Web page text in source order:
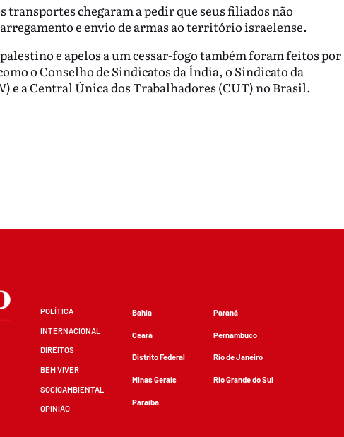
transportes chegaram a pedir que seus filiados não
e envio de armas ao território israelense.
e apelos a um cessar-fogo também foram feitos por
o Conselho de Sindicatos da Índia, o Sindicato da
e a Central Única dos Trabalhadores (CUT) no Brasil.
POLÍTICA
INTERNACIONAL
DIREITOS
BEM VIVER
SOCIOAMBIENTAL
OPINIÃO
Bahia
Ceará
Distrito Federal
Minas Gerais
Paraíba
Paraná
Pernambuco
Rio de Janeiro
Rio Grande do Sul